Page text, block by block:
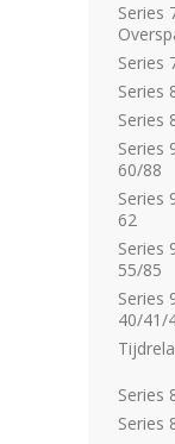
Series
Series
Series
Series
Series
60/88
Series
62
Series
55/85
Series
40/41/
Series
Series